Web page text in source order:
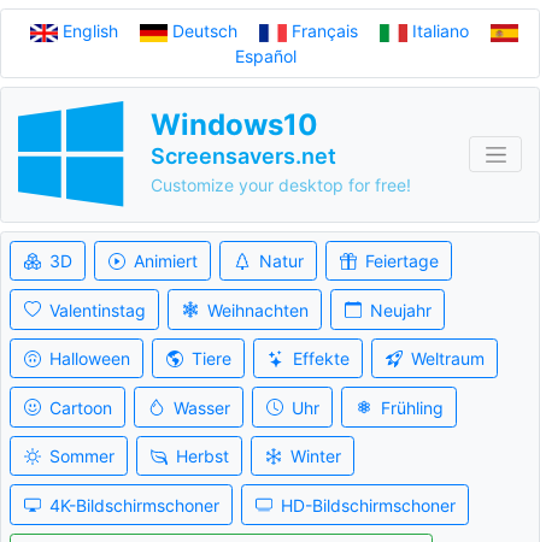
English Deutsch Français
Italiano
Español
Windows10
Screensavers.net
Customize your desktop for free!
3D Animiert Natur Feiertage
Valentinstag Weihnachten Neujahr
Halloween Tiere Effekte Weltraum
Cartoon Wasser Uhr Frühling
Sommer Herbst Winter
4K-Bildschirmschoner HD-Bildschirmschoner